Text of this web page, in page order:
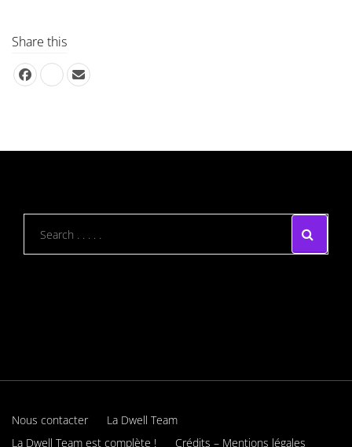
Share this
Nous contacter
La Dwell Team
La Dwell Team est complète !
Crédits – Mentions légales